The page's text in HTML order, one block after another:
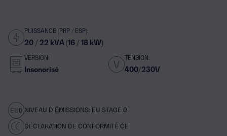
PUISSANCE (PRP / ESP):
20 / 22 kVA (16 / 18 kW)
VERSION:
Insonorisé
TENSION:
400/230V
NIVEAU D’ÉMISSIONS: EU STAGE 0
DÉCLARATION DE CONFORMITÉ CE